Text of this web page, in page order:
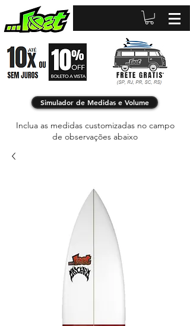
Simulador de Medidas e Volume
Inclua as medidas customizadas no campo
de observações abaixo